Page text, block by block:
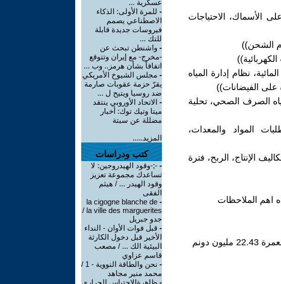
الأسماك، الاحتياجات
نظام إدارة المياه
على الفيضانات))
الصرف الصحي، تحلية
المواد والمعدات،
الإنتاج، الربح، فترة
عسكرية ...
- للمرة الأولى: الذكاء
الاصطناعي يصمم
فيروسات جديدة قابلة
للتك ...
- واشنطن تبحث عن
-مخرج- مع إيران وتتوقع
اتفاقاً بشأن هرمز.. وب ...
- مجلس الشيوخ الأمريكي
يقرّ حزمة عقوبات صارمة
ضد روسيا ويتيح ل ...
- الاتحاد الأوروبي ينتقد
ميتا وتيك توك: أخبار
مضللة عن سبتة
المزيد.....
كتب ودراسات
- ‫-;-وقود الهيدروجين: لا
تساعدك مجموعة تعزيز
وقود الهيدر ... / هيثم
الفقى
-
la cigogne blanche de
la ville des marguerites /
جدو جبريل
- قبل فوات الأوان - النداء
الأخير قبل دخول الكارثة
البيئية الك ... / مصعب
قاسم عزاوي
-
نحن والطاقة النووية - 1 /
محمد منير مجاهد
- ظاهرةالاحتباس الحراري